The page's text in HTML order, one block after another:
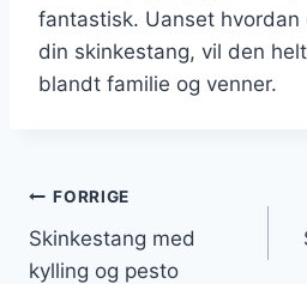
fantastisk. Uanset
din skinkestang, vil den
blandt familie og venner.
FORRIGE
Skinkestang med
kylling og pesto